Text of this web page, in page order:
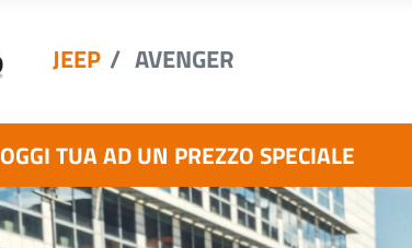
JEEP AVENGER
OGGI TUA AD UN PREZZO SPECIALE